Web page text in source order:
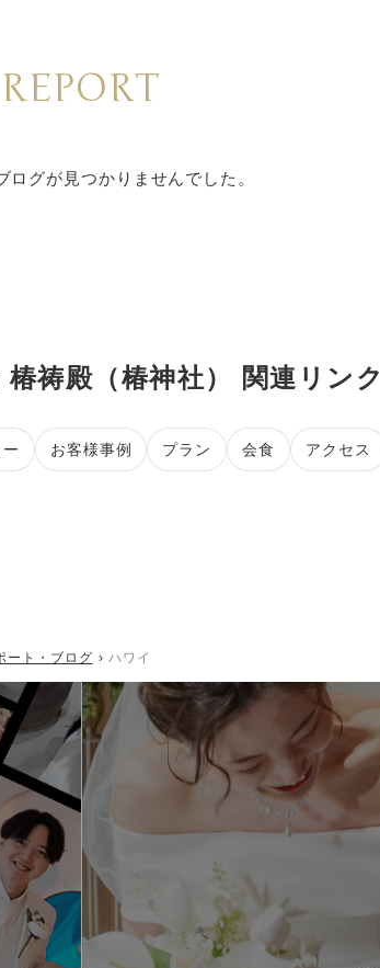
REPORT
ログが見つかりませんでした。
祷殿（椿神社） 関連リンク
お客様事例 プラン 会食 アクセス
ート・ブログ ハワイ